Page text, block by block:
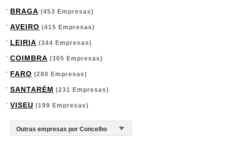
BRAGA (453 Empresas)
AVEIRO (415 Empresas)
LEIRIA (344 Empresas)
COIMBRA (305 Empresas)
FARO (280 Empresas)
SANTARÉM (231 Empresas)
VISEU (199 Empresas)